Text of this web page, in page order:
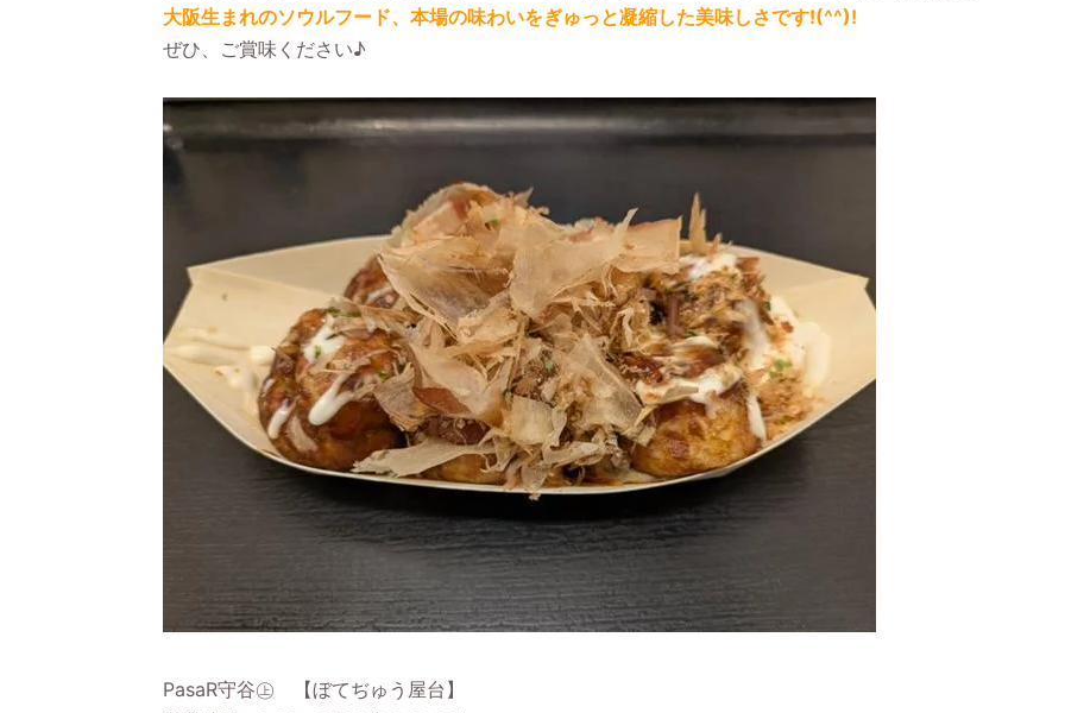
大阪生まれのソウルフード、本場の味わいをぎゅっと凝縮した美味しさです!(^^)!
ぜひ、ご賞味ください♪
PasaR守谷㊤ 【ぼてぢゅう屋台】